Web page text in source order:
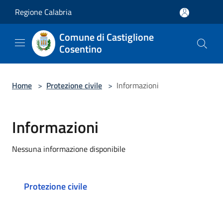
Regione Calabria
Comune di Castiglione
Cosentino
Home > Protezione civile > Informazioni
Informazioni
Nessuna informazione disponibile
Protezione civile